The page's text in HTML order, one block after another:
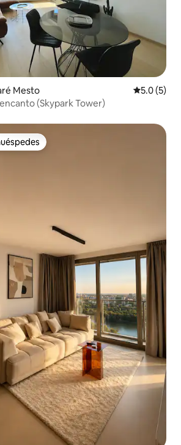
Mesto
5.0 (5)
(Skypark Tower)
entre huéspedes